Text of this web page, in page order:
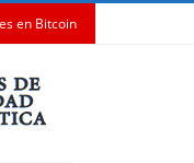
en Bitcoin